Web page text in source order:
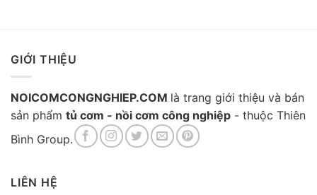
GIỚI THIỆU
NOICOMCONGNGHIEP.COM là trang giới thiệu và bán
sản phẩm tủ cơm - nồi cơm công nghiệp - thuộc Thiên
Bình Group.
LIÊN HỆ